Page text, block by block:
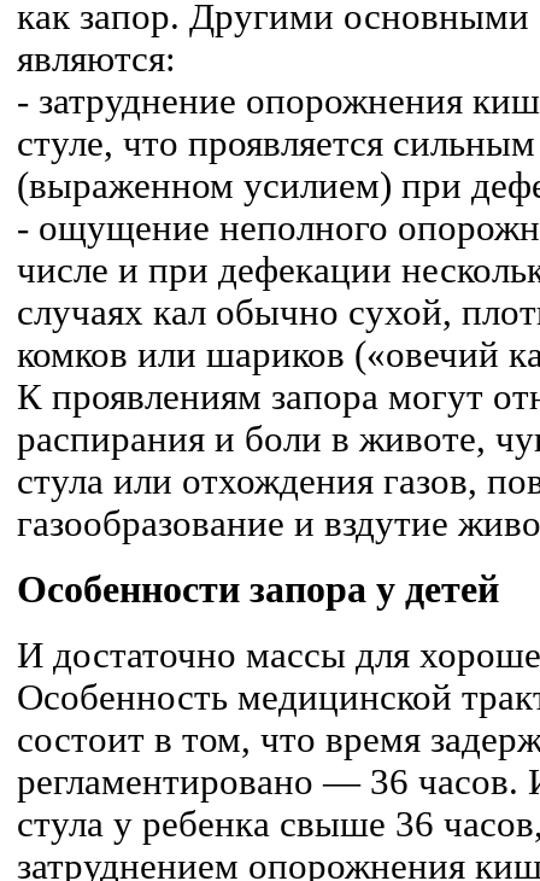
как запор. Другими
являются:
- затруднение опорожнения
стуле, что проявляется
(выраженном усилием) при
- ощущение неполного
числе и при дефекации
случаях кал обычно сухой,
комков или шариков («овечий
К проявлениям запора могут
распирания и боли в животе,
стула или отхождения газов,
газообразование и вздутие
Особенности запора у детей
И достаточно массы для
Особенность медицинской
состоит в том, что время
регламентировано — 36 часов.
стула у ребенка свыше 36
затруднением опорожнения